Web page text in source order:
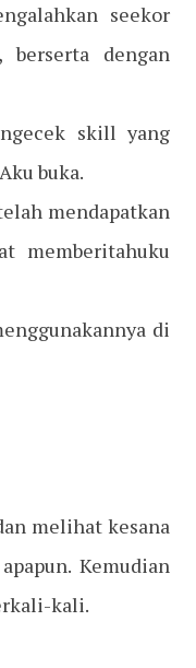
seekor
berserta dengan
skill yang
buka.
mendapatkan
memberitahuku
di
melihat kesana
Kemudian
kali.